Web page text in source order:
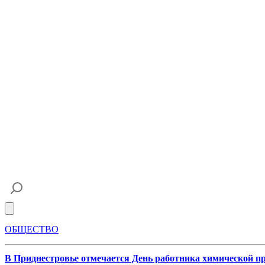
ОБЩЕСТВО
В Приднестровье отмечается День работника химической